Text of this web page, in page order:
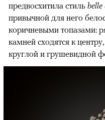
предвосхитила стиль belle
привычной для него
коричневыми топазами:
камней сходятся к
круглой и грушевидной